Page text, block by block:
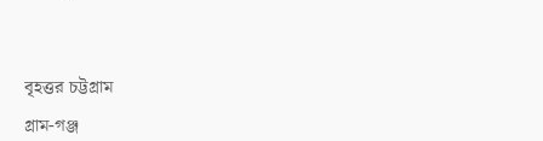
বৃহত্তর চট্টগ্রাম
গ্রাম-গঞ্জ